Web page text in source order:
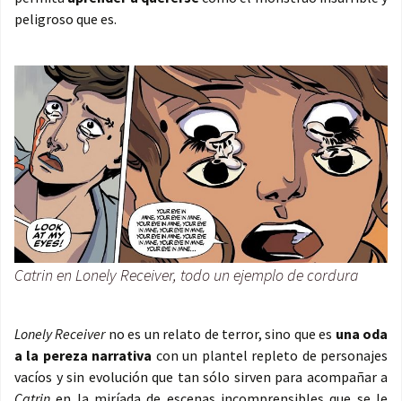
peligroso que es.
Catrin en Lonely Receiver, todo un ejemplo de cordura
Lonely Receiverno es un relato de terror, sino que es una oda
a la pereza narrativa con un plantel repleto de personajes
vacíos y sin evolución que tan sólo sirven para acompañar a